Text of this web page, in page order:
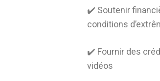
✔️ Soutenir
conditions
✔️ Fournir des
vidéos